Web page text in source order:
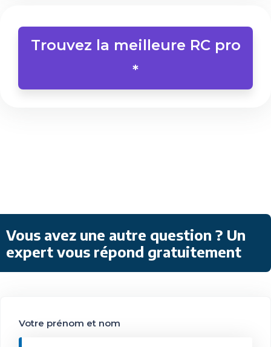
Trouvez la meilleure RC pro
*
Vous avez une autre question ? Un
expert vous répond gratuitement
Votre prénom et nom